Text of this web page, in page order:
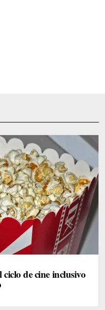
de cine inclusivo